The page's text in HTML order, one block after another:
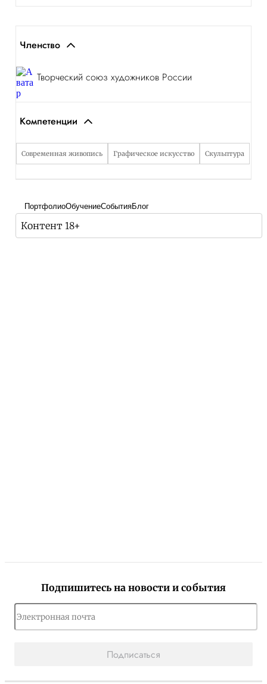
Членство
Творческий союз художников России
Компетенции
Современная живопись Графическое искусство Скульптура
ПортфолиоОбучениеСобытияБлог
Контент 18+
Подпишитесь на новости и события
Подписаться